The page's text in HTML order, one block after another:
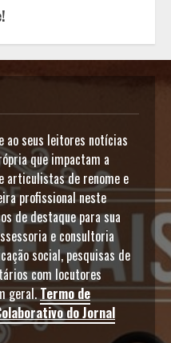
ao seus leitores notícias
que impactam a
articulistas de renome e
profissional neste
de destaque para sua
e consultoria
social, pesquisas de
com locutores
geral.Termo de
do Jornal